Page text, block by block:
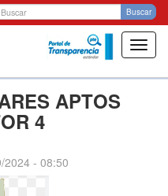
Buscar
APTOS
4
2024 - 08:50